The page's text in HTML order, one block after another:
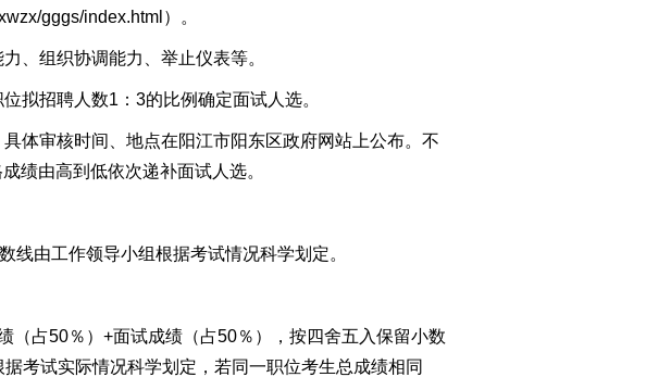
gggs/index.html）。
、组织协调能力、举止仪表等。
拟招聘人数1：3的比例确定面试人选。
体审核时间、地点在阳江市阳东区政府网站上公布。不
绩由高到低依次递补面试人选。
由工作领导小组根据考试情况科学划定。
（占50％）+面试成绩（占50％），按四舍五入保留小数
考试实际情况科学划定，若同一职位考生总成绩相同